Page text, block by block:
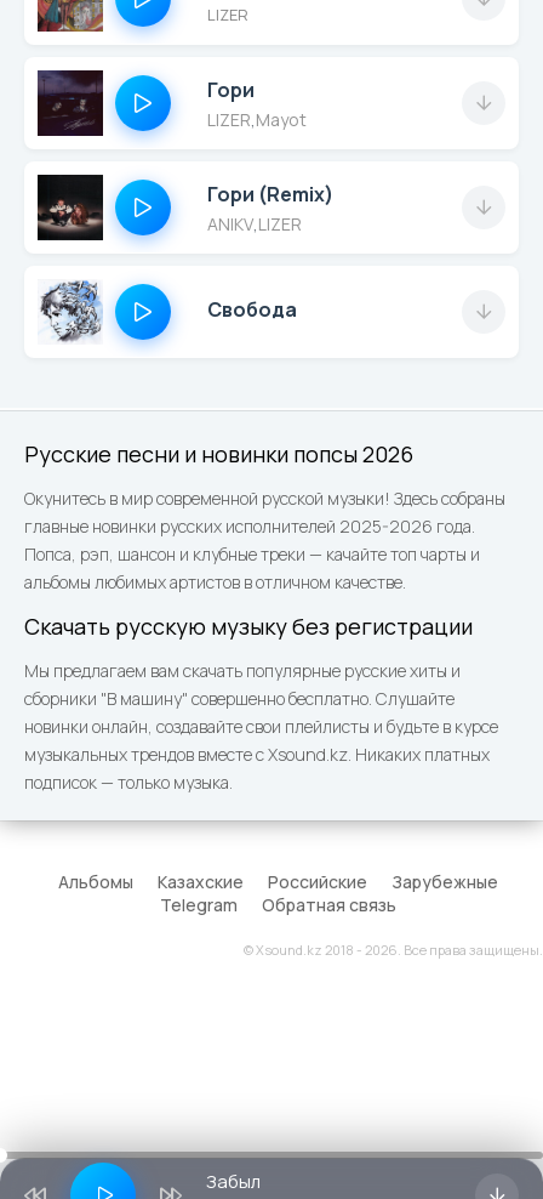
Русские песни и новинки попсы 2026
Окунитесь в мир современной русской музыки! Здесь собраны
главные новинки русских исполнителей 2025-2026 года.
Попса, рэп, шансон и клубные треки — качайте топ чарты и
альбомы любимых артистов в отличном качестве.
Скачать русскую музыку без регистрации
Мы предлагаем вам скачать популярные русские хиты и
сборники "В машину" совершенно бесплатно. Слушайте
новинки онлайн, создавайте свои плейлисты и будьте в курсе
музыкальных трендов вместе с Xsound.kz. Никаких платных
подписок — только музыка.
LIZER
Гори
LIZER Mayot
Гори (Remix)
ANIKV LIZER
Свобода
Альбомы Казахские Российские
Зарубежные
Telegram
Обратная связь
© Xsound.kz 2018 - 2026. Все права защищены.
Забыл